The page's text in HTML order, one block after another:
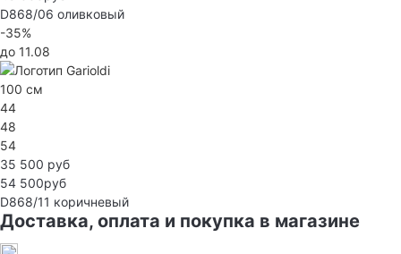
D868/06 оливковый
-35%
до 11.08
100 см
44
48
54
35 500 руб
54 500руб
D868/11 коричневый
Доставка, оплата и покупка в магазине